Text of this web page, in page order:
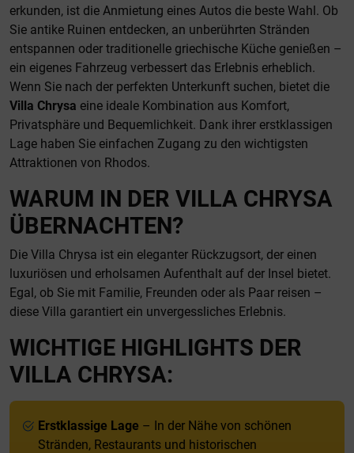
erkunden, ist die Anmietung eines Autos die beste Wahl. Ob
Sie antike Ruinen entdecken, an unberührten Stränden
entspannen oder traditionelle griechische Küche genießen –
ein eigenes Fahrzeug verbessert das Erlebnis erheblich.
Wenn Sie nach der perfekten Unterkunft suchen, bietet die
Villa Chrysa eine ideale Kombination aus Komfort,
Privatsphäre und Bequemlichkeit. Dank ihrer erstklassigen
Lage haben Sie einfachen Zugang zu den wichtigsten
Attraktionen von Rhodos.
WARUM IN DER VILLA CHRYSA
ÜBERNACHTEN?
Die Villa Chrysa ist ein eleganter Rückzugsort, der einen
luxuriösen und erholsamen Aufenthalt auf der Insel bietet.
Egal, ob Sie mit Familie, Freunden oder als Paar reisen –
diese Villa garantiert ein unvergessliches Erlebnis.
WICHTIGE HIGHLIGHTS DER
VILLA CHRYSA:
Erstklassige Lage – In der Nähe von schönen
Stränden, Restaurants und historischen